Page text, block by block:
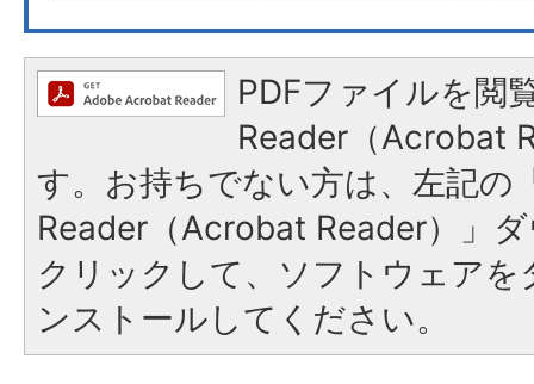
PDFファイルを閲
Reader（Acrobat
す。お持ちでない方は、左記の
Reader（Acrobat Reader）」
クリックして、ソフトウェア
ンストールしてください。